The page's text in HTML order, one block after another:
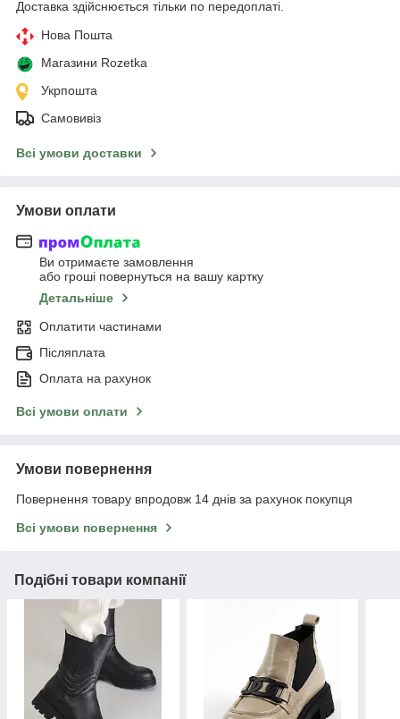
Доставка здійснюється тільки по передоплаті.
Нова Пошта
Магазини Rozetka
Укрпошта
Самовивіз
Всі умови доставки
Умови оплати
Ви отримаєте замовлення
або гроші повернуться на вашу картку
Детальніше
Оплатити частинами
Післяплата
Оплата на рахунок
Всі умови оплати
Умови повернення
Повернення товару впродовж 14 днів за рахунок покупця
Всі умови повернення
Подібні товари компанії